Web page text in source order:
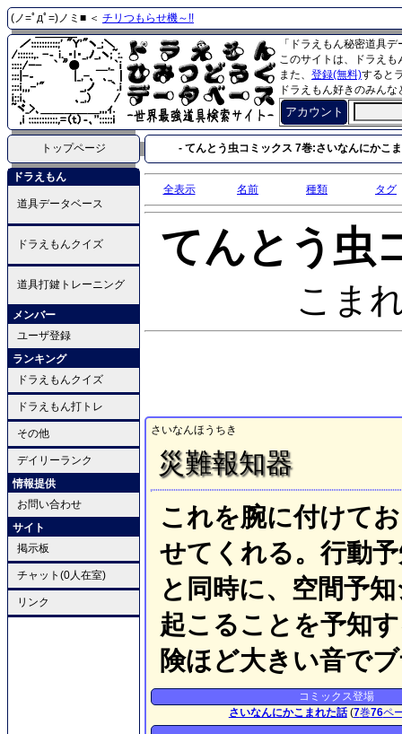
(ノ=ﾟдﾟ=)ノミ■ ＜ チリつもらせ機～!!
「ドラえもん秘密道具
このサイトは、ドラえ
また、 登録(無料)すると
ドラえもん好きのみん
アカウント
トップページ - てんとう虫コミックス 7巻:さいなんにかこ
ドラえもん
道具データベース
ドラえもんクイズ
道具打鍵トレーニング
メンバー
ユーザ登録
ランキング
ドラえもんクイズ
ドラえもん打トレ
その他
デイリーランク
情報提供
お問い合わせ
サイト
掲示板
チャット(0人在室)
リンク
全表示 名前 種類 タグ
てんとう虫
こま
さいなんほうちき
災難報知器
これを腕に付けて
せてくれる。行動
と同時に、空間予
起こることを予知
険ほど大きい音で
コミックス登場
さいなんにかこまれた話(7巻76ペ